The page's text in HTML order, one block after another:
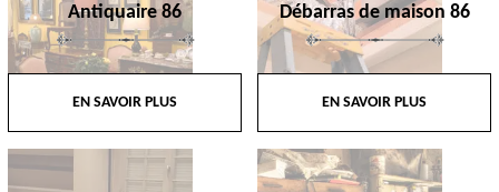
Antiquaire 86
EN SAVOIR PLUS
Débarras de maison 86
EN SAVOIR PLUS